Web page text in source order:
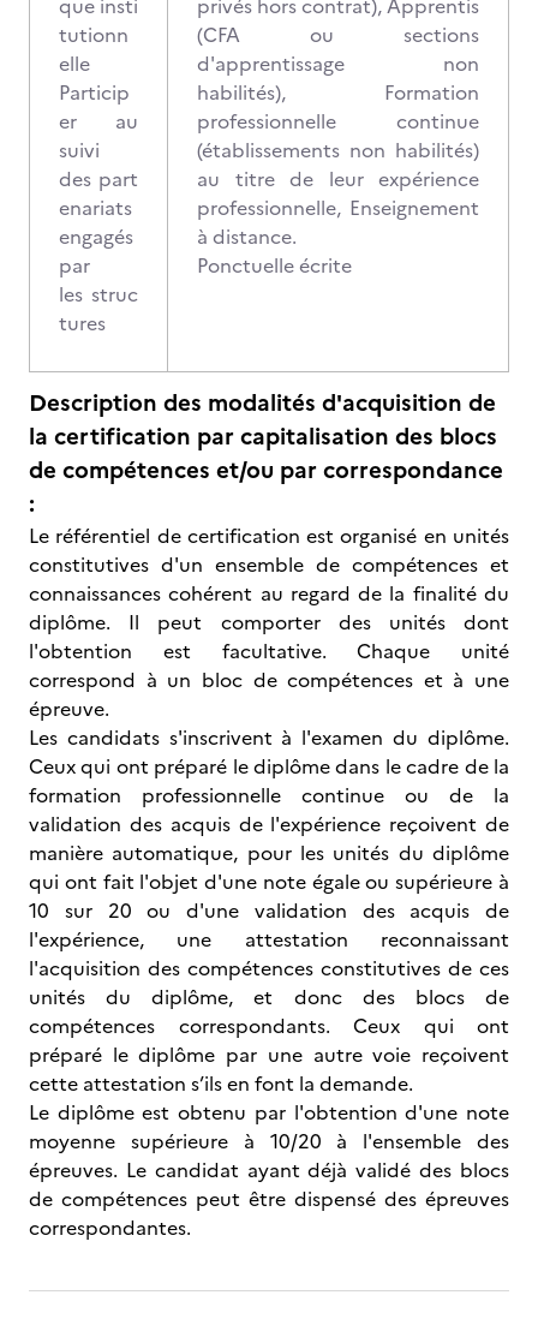
que insti
tutionn
elle
Particip
er au
suivi
des part
enariats
engagés
par
les struc
tures
privés hors contrat), Apprentis
(CFA ou sections
d'apprentissage non
habilités), Formation
professionnelle continue
(établissements non habilités)
au titre de leur expérience
professionnelle, Enseignement
à distance.
Ponctuelle écrite
Description des modalités d'acquisition de
la certification par capitalisation des blocs
de compétences et/ou par correspondance
:
Le référentiel de certification est organisé en unités
constitutives d'un ensemble de compétences et
connaissances cohérent au regard de la finalité du
diplôme. Il peut comporter des unités dont
l'obtention est facultative. Chaque unité
correspond à un bloc de compétences et à une
épreuve.
Les candidats s'inscrivent à l'examen du diplôme.
Ceux qui ont préparé le diplôme dans le cadre de la
formation professionnelle continue ou de la
validation des acquis de l'expérience reçoivent de
manière automatique, pour les unités du diplôme
qui ont fait l'objet d'une note égale ou supérieure à
10 sur 20 ou d'une validation des acquis de
l'expérience, une attestation reconnaissant
l'acquisition des compétences constitutives de ces
unités du diplôme, et donc des blocs de
compétences correspondants. Ceux qui ont
préparé le diplôme par une autre voie reçoivent
cette attestation s’ils en font la demande.
Le diplôme est obtenu par l'obtention d'une note
moyenne supérieure à 10/20 à l'ensemble des
épreuves. Le candidat ayant déjà validé des blocs
de compétences peut être dispensé des épreuves
correspondantes.